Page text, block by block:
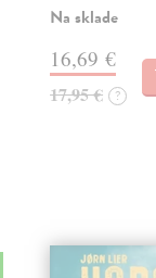
Na sklade
16,69 €
17,95 € ?